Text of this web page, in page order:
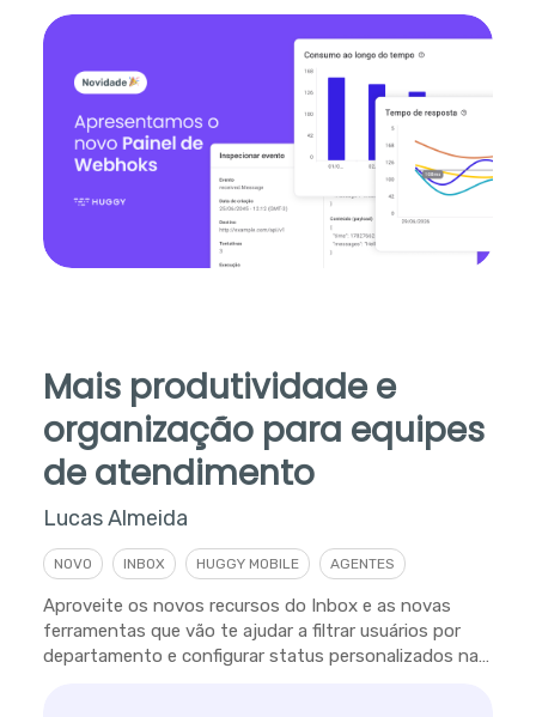
Mais produtividade e
organização para equipes
de atendimento
Lucas Almeida
NOVO INBOX HUGGY MOBILE AGENTES
Aproveite os novos recursos do Inbox e as novas
ferramentas que vão te ajudar a filtrar usuários por
departamento e configurar status personalizados na